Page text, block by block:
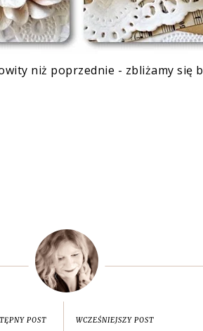
niż poprzednie - zbliżamy się
POST WCZEŚNIEJSZY POST